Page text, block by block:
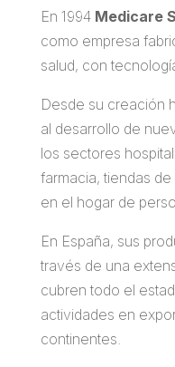
En 1994 Medicare
como empresa
salud, con
Desde su creación
al desarrollo de
los sectores
farmacia, tiendas
en el hogar de
En España, sus
través de una
cubren todo el
actividades en
continentes.